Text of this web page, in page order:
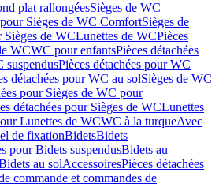
plat rallongéesSièges de WC
Sièges de WC ComfortSièges de
Sièges de WCLunettes de WCPièces
WCWC pour enfantsPièces détachées
suspendusPièces détachées pour WC
détachées pour WC au solSièges de WC
pour Sièges de WC pour
détachées pour Sièges de WCLunettes
Lunettes de WCWC à la turqueAvec
de fixationBidetsBidets
pour Bidets suspendusBidets au
au solAccessoiresPièces détachées
commande et commandes de